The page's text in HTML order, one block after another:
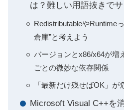
は？難しい用語抜きで
RedistributableやRuntime
倉庫”と考えよう
バージョンとx86/x64が増
ごとの微妙な依存関係
「最新だけ残せばOK」
Microsoft Visual C++を